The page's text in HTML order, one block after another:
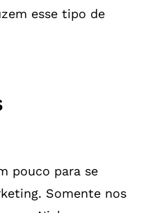
esse tipo de
pouco para se
Somente nos